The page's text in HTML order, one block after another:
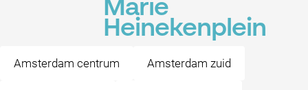
Marie
Heinekenplein
Amsterdam centrum Amsterdam zuid